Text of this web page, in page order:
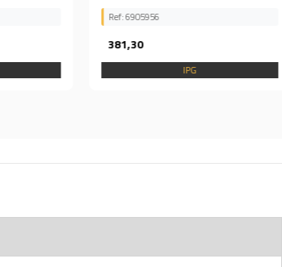
Ref: 6905956
381,30